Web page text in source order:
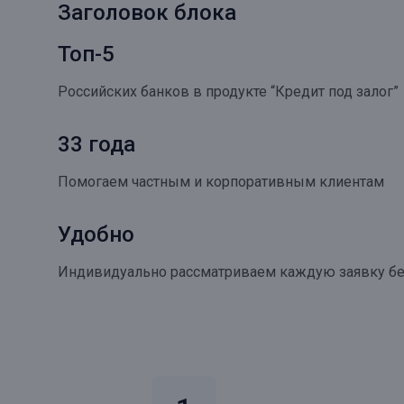
Заголовок блока
Топ-5
Российских банков в продукте “Кредит под залог”
33 года
Помогаем частным и корпоративным клиентам
Удобно
Индивидуально рассматриваем каждую заявку